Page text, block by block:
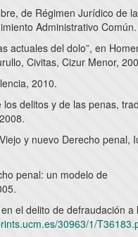
de Régimen Jurídico de
Administrativo Común.
actuales del dolo”, en
Civitas, Cizur Menor,
2010.
los delitos y de las penas,
y nuevo Derecho penal,
penal: un modelo de
el delito de defraudación a
30963/1/